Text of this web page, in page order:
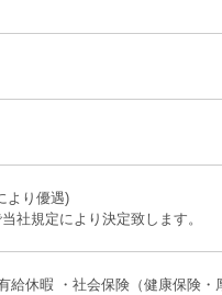
より優遇)
社規定により決定致します。
給休暇 ・社会保険（健康保険